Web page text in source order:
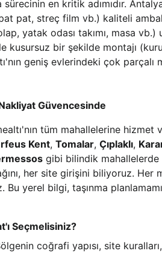
sürecinin en kritik adımıdır.
pat, streç film vb.) kaliteli
yatak odası takımı, masa
kusursuz bir şekilde montajı
geniş evlerindeki çok
Güvencesinde
tüm mahallelerine hizmet
Kent, Tomalar, Çıplaklı,
gibi bilindik mahallelerde
her site girişini biliyoruz. Her
Bu yerel bilgi, taşınma
Seçmelisiniz?
coğrafi yapısı, site